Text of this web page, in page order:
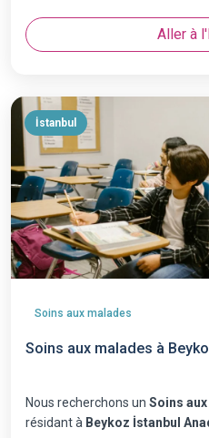
Aller à
İstanbul
Soins aux malades
Soins aux malades à
Nous recherchons un Soins
résidant à Beykoz İstanbul